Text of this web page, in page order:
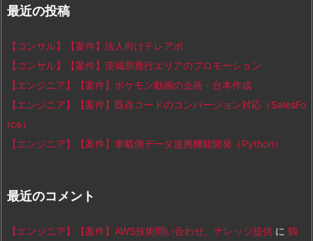
最近の投稿
【コンサル】【案件】法人向けテレアポ
【コンサル】【案件】茨城県鹿行エリアのプロモーション
【エンジニア】【案件】ポケモン動画の企画・台本作成
【エンジニア】【案件】既存コードのコンバージョン対応（SalesFo
rce）
【エンジニア】【案件】車載側データ連携機能開発（Python）
最近のコメント
【エンジニア】【案件】AWS技術問い合わせ、ナレッジ提供 に 鶴